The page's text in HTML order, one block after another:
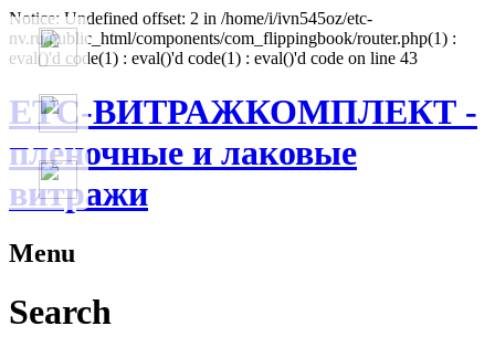
Notice: Undefined offset: 2 in /home/i/ivn545oz/etc-
nv.ru/public_html/components/com_flippingbook/router.php(1) :
eval()'d code(1) : eval()'d code(1) : eval()'d code on line 43
ЕТС-ВИТРАЖКОМПЛЕКТ -
пленочные и лаковые
витражи
Menu
Search